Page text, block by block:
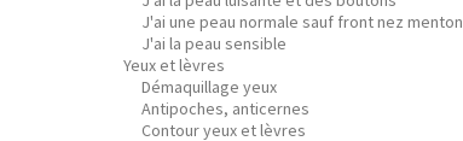
J'ai une peau normale sauf front nez menton
J'ai la peau sensible
Yeux et lèvres
Démaquillage yeux
Antipoches, anticernes
Contour yeux et lèvres